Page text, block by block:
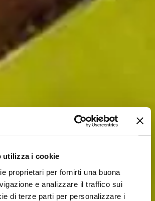
utilizza i cookie
proprietari per fornirti una buona
e analizzare il traffico sui
di terze parti per personalizzare i